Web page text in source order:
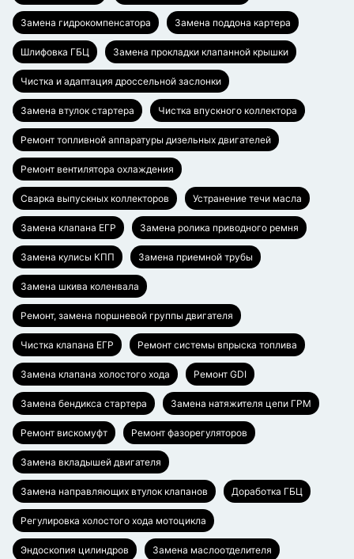
Замена гидрокомпенсатора Замена поддона картера
Шлифовка ГБЦ Замена прокладки клапанной крышки
Чистка и адаптация дроссельной заслонки
Замена втулок стартера Чистка впускного коллектора
Ремонт топливной аппаратуры дизельных двигателей
Ремонт вентилятора охлаждения
Сварка выпускных коллекторов Устранение течи масла
Замена клапана ЕГР Замена ролика приводного ремня
Замена кулисы КПП Замена приемной трубы
Замена шкива коленвала
Ремонт, замена поршневой группы двигателя
Чистка клапана ЕГР Ремонт системы впрыска топлива
Замена клапана холостого хода Ремонт GDI
Замена бендикса стартера Замена натяжителя цепи ГРМ
Ремонт вискомуфт Ремонт фазорегуляторов
Замена вкладышей двигателя
Замена направляющих втулок клапанов Доработка ГБЦ
Регулировка холостого хода мотоцикла
Эндоскопия цилиндров Замена маслоотделителя